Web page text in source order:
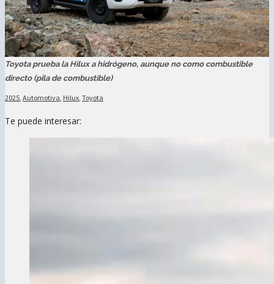
Toyota prueba la Hilux a hidrógeno, aunque no como combustible
directo (pila de combustible)
2025 Automotiva Hilux Toyota
Te puede interesar: